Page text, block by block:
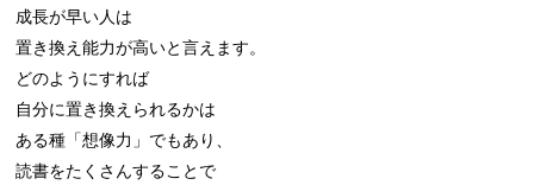
成長が早い人は
置き換え能力が高いと言えます。
どのようにすれば
自分に置き換えられるかは
ある種「想像力」でもあり、
読書をたくさんすることで